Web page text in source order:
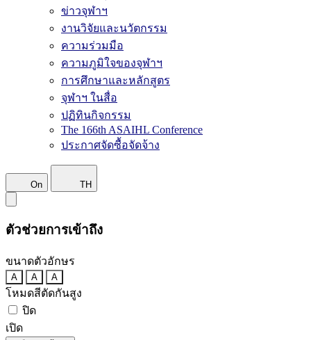
ข่าวจุฬาฯ
งานวิจัยและนวัตกรรม
ความร่วมมือ
ความภูมิใจของจุฬาฯ
การศึกษาและหลักสูตร
จุฬาฯ ในสื่อ
ปฏิทินกิจกรรม
The 166th ASAIHL Conference
ประกาศจัดซื้อจัดจ้าง
On TH
ตัวช่วยการเข้าถึง
ขนาดตัวอักษร
A A A
โหมดสีตัดกันสูง
ปิด
เปิด